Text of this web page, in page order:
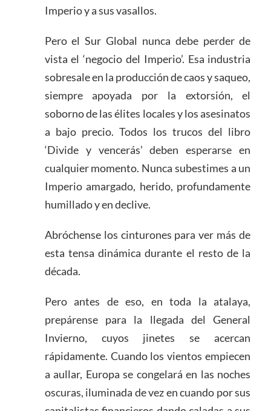
Imperio y a sus vasallos.
Pero el Sur Global nunca debe perder de
vista el ‘negocio del Imperio’. Esa industria
sobresale en la producción de caos y saqueo,
siempre apoyada por la extorsión, el
soborno de las élites locales y los asesinatos
a bajo precio. Todos los trucos del libro
‘Divide y vencerás’ deben esperarse en
cualquier momento. Nunca subestimes a un
Imperio amargado, herido, profundamente
humillado y en declive.
Abróchense los cinturones para ver más de
esta tensa dinámica durante el resto de la
década.
Pero antes de eso, en toda la atalaya,
prepárense para la llegada del General
Invierno, cuyos jinetes se acercan
rápidamente. Cuando los vientos empiecen
a aullar, Europa se congelará en las noches
oscuras, iluminada de vez en cuando por sus